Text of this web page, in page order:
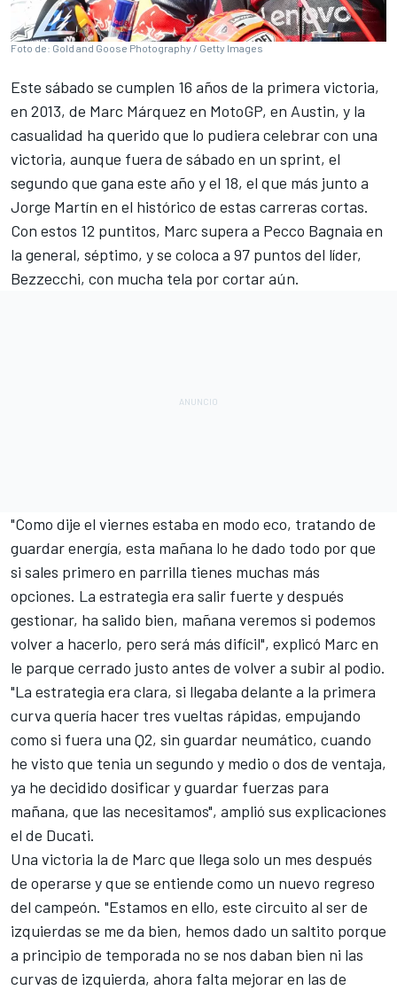
Foto de: Gold and Goose Photography / Getty Images
Este sábado se cumplen 16 años de la primera victoria,
en 2013, de Marc Márquez en MotoGP, en Austin, y la
casualidad ha querido que lo pudiera celebrar con una
victoria, aunque fuera de sábado en un sprint, el
segundo que gana este año y el 18, el que más junto a
Jorge Martín en el histórico de estas carreras cortas.
Con estos 12 puntitos, Marc supera a Pecco Bagnaia en
la general, séptimo, y se coloca a 97 puntos del líder,
Bezzecchi, con mucha tela por cortar aún.
"Como dije el viernes estaba en modo eco, tratando de
guardar energía, esta mañana lo he dado todo por que
si sales primero en parrilla tienes muchas más
opciones. La estrategia era salir fuerte y después
gestionar, ha salido bien, mañana veremos si podemos
volver a hacerlo, pero será más difícil", explicó Marc en
le parque cerrado justo antes de volver a subir al podio.
"La estrategia era clara, si llegaba delante a la primera
curva quería hacer tres vueltas rápidas, empujando
como si fuera una Q2, sin guardar neumático, cuando
he visto que tenia un segundo y medio o dos de ventaja,
ya he decidido dosificar y guardar fuerzas para
mañana, que las necesitamos", amplió sus explicaciones
el de Ducati.
Una victoria la de Marc que llega solo un mes después
de operarse y que se entiende como un nuevo regreso
del campeón. "Estamos en ello, este circuito al ser de
izquierdas se me da bien, hemos dado un saltito porque
a principio de temporada no se nos daban bien ni las
curvas de izquierda, ahora falta mejorar en las de